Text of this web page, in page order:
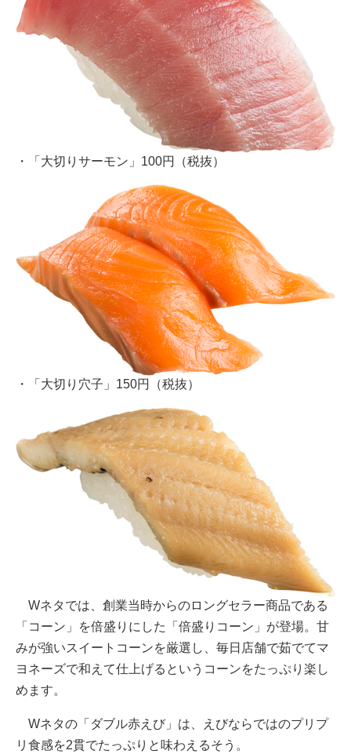
・「大切りサーモン」100円（税抜）
・「大切り穴子」150円（税抜）
Wネタでは、創業当時からのロングセラー商品である
「コーン」を倍盛りにした「倍盛りコーン」が登場。甘
みが強いスイートコーンを厳選し、毎日店舗で茹でてマ
ヨネーズで和えて仕上げるというコーンをたっぷり楽し
めます。
Wネタの「ダブル赤えび」は、えびならではのプリプ
リ食感を2貫でたっぷりと味わえるそう。